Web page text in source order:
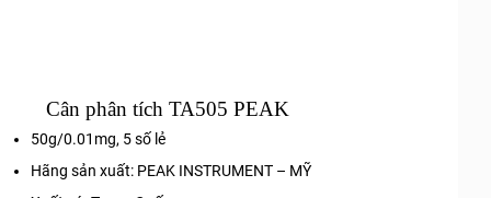
Cân phân tích TA505 PEAK
50g/0.01mg, 5 số lẻ
Hãng sản xuất: PEAK INSTRUMENT – MỸ